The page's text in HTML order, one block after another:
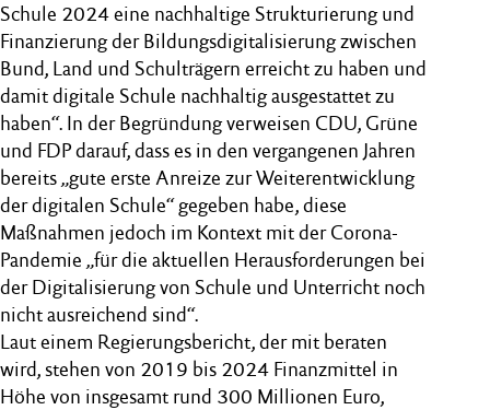
Schule 2024 eine nachhaltige Strukturierung und
Finanzierung der Bildungsdigitalisierung zwischen
Bund, Land und Schulträgern erreicht zu haben und
damit digitale Schule nachhaltig ausgestattet zu
haben“. In der Begründung verweisen CDU, Grüne
und FDP darauf, dass es in den vergangenen Jahren
bereits „gute erste Anreize zur Weiterentwicklung
der digitalen Schule“ gegeben habe, diese
Maßnahmen jedoch im Kontext mit der Corona-
Pandemie „für die aktuellen Herausforderungen bei
der Digitalisierung von Schule und Unterricht noch
nicht ausreichend sind“.
Laut einem Regierungsbericht, der mit beraten
wird, stehen von 2019 bis 2024 Finanzmittel in
Höhe von insgesamt rund 300 Millionen Euro,